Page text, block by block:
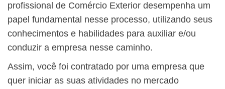
profissional de Comércio Exterior desempenha um
papel fundamental nesse processo, utilizando seus
conhecimentos e habilidades para auxiliar e/ou
conduzir a empresa nesse caminho.
Assim, você foi contratado por uma empresa que
quer iniciar as suas atividades no mercado